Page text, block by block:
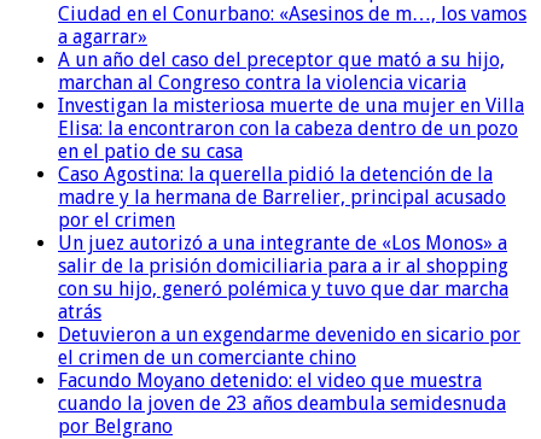
Ciudad en el Conurbano: «Asesinos de m…, los vamos
a agarrar»
A un año del caso del preceptor que mató a su hijo,
marchan al Congreso contra la violencia vicaria
Investigan la misteriosa muerte de una mujer en Villa
Elisa: la encontraron con la cabeza dentro de un pozo
en el patio de su casa
Caso Agostina: la querella pidió la detención de la
madre y la hermana de Barrelier, principal acusado
por el crimen
Un juez autorizó a una integrante de «Los Monos» a
salir de la prisión domiciliaria para a ir al shopping
con su hijo, generó polémica y tuvo que dar marcha
atrás
Detuvieron a un exgendarme devenido en sicario por
el crimen de un comerciante chino
Facundo Moyano detenido: el video que muestra
cuando la joven de 23 años deambula semidesnuda
por Belgrano